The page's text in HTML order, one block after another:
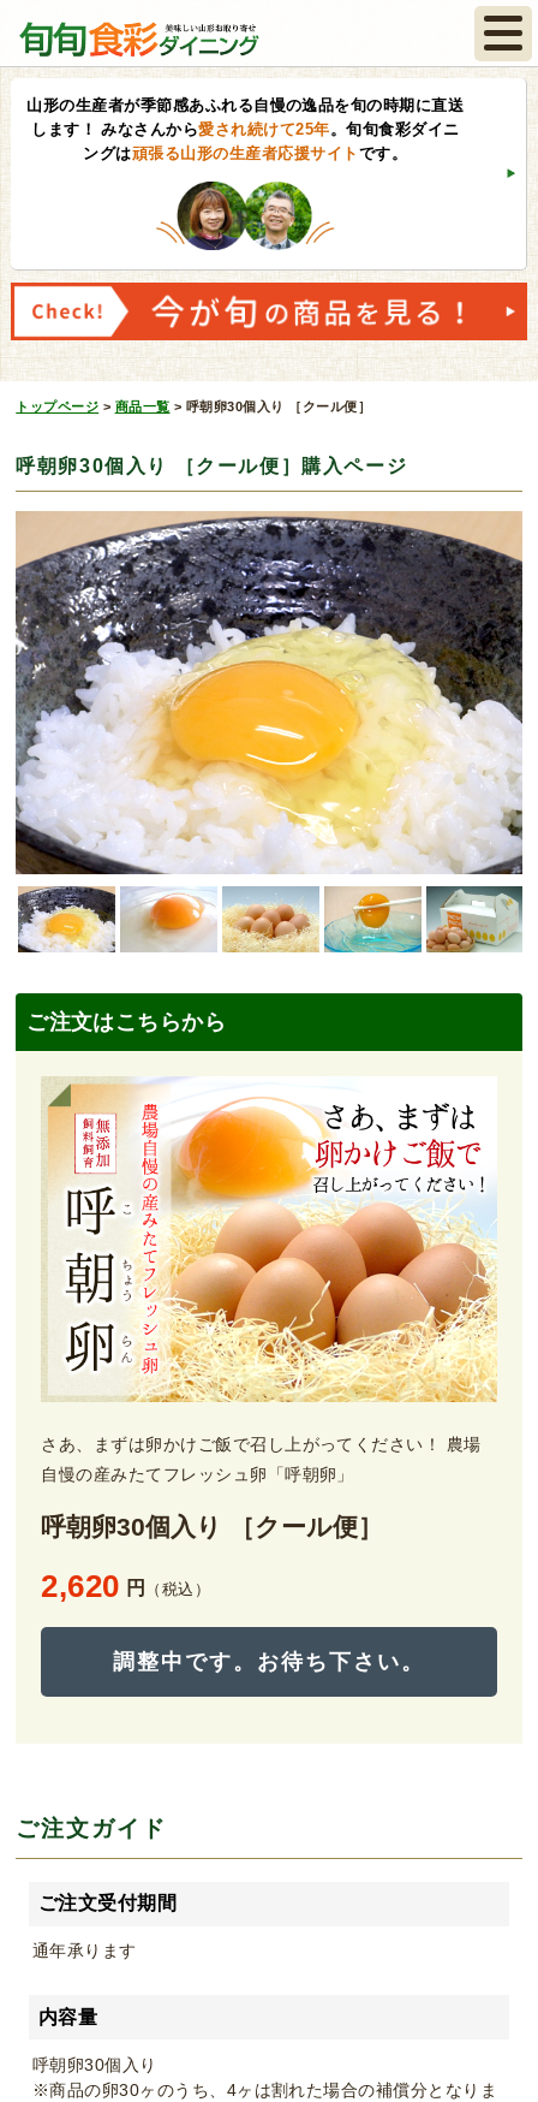
山形の生産者が季節感あふれる自慢の逸品を旬の時期に直送
します！ みなさんから愛され続けて25年。旬旬食彩ダイニ
ングは頑張る山形の生産者応援サイト です。
トップページ > 商品一覧 > 呼朝卵30個入り ［クール便］
呼朝卵30個入り ［クール便］購入ページ
ご注文はこちらから
さあ、まずは卵かけご飯で召し上がってください！ 農場
自慢の産みたてフレッシュ卵「呼朝卵」
呼朝卵30個入り ［クール便］
2,620 円 （税込）
調整中です。お待ち下さい。
ご注文ガイド
ご注文受付期間
通年承ります
内容量
呼朝卵30個入り
※商品の卵30ヶのうち、4ヶは割れた場合の補償分となりま